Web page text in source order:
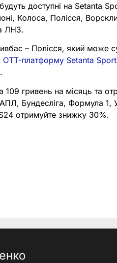
доступні на Setanta
Колоса, Полісся,
ЛНЗ.
– Полісся, який може
OTT-платформу Setanta
109 гривень на місяць та
АПЛ, Бундесліга, Формула 1,
отримуйте знижку 30%.